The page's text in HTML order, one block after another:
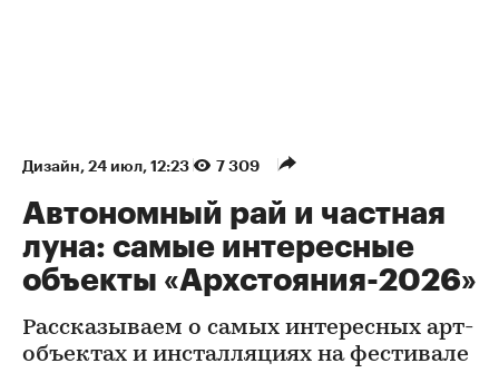
Дизайн 24 июл, 12:23 7 309
Автономный рай и частная
луна: самые интересные
объекты «Архстояния-2026»
Рассказываем о самых интересных арт-
объектах и инсталляциях на фестивале